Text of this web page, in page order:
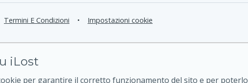
Termini E Condizioni • Impostazioni cookie
iLost
per garantire il corretto funzionamento del sito e per poterlo